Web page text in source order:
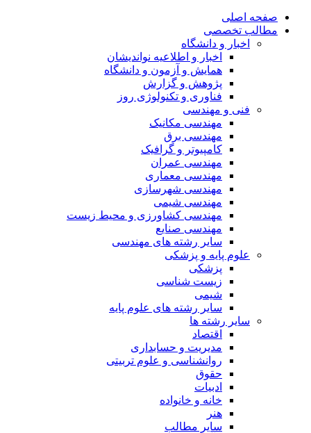
صفحه اصلی
مطالب تخصصی
اخبار و دانشگاه
اخبار و اطلاعیه نواندیشان
همایش و آزمون و دانشگاه
پژوهش و گزارش
فناوری و تکنولوژی روز
فنی و مهندسی
مهندسی مکانیک
مهندسی برق
کامپیوتر و گرافیک
مهندسی عمران
مهندسی معماری
مهندسی شهرسازی
مهندسی شیمی
مهندسی کشاورزی و محیط زیست
مهندسی صنایع
سایر رشته های مهندسی
علوم پایه و پزشکی
پزشکی
زیست شناسی
شیمی
سایر رشته های علوم پایه
سایر رشته ها
اقتصاد
مدیریت و حسابداری
روانشناسی و علوم تربیتی
حقوق
ادبیات
خانه و خانواده
هنر
سایر مطالب